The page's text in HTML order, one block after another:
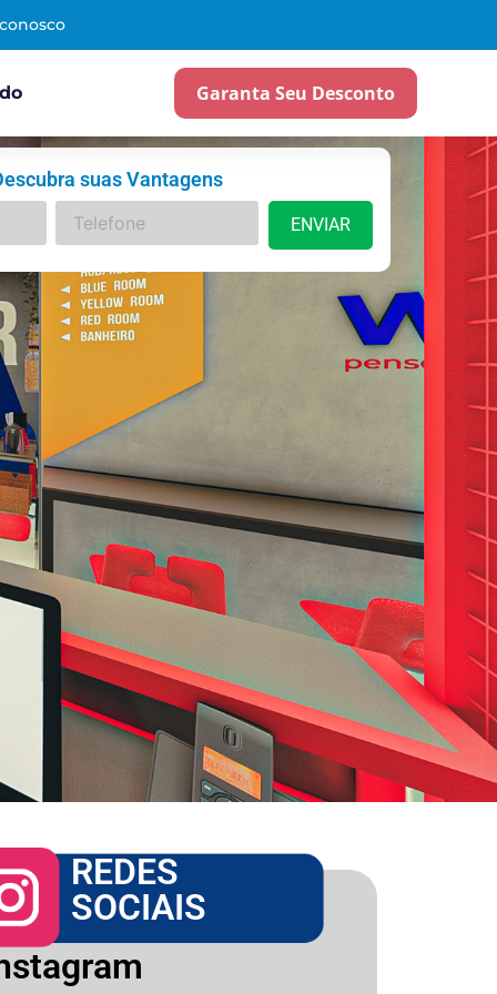
Garanta Seu Desconto
suas Vantagens
REDES
SOCIAIS